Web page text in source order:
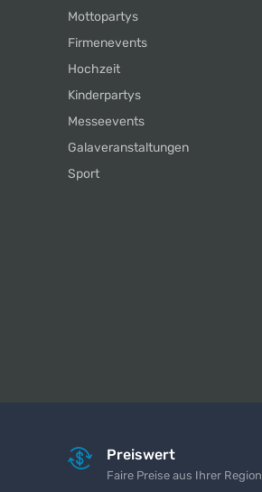
Mottopartys
Firmenevents
Hochzeit
Kinderpartys
Messeevents
Galaveranstaltungen
Sport
Preiswert
Faire Preise aus Ihrer Region